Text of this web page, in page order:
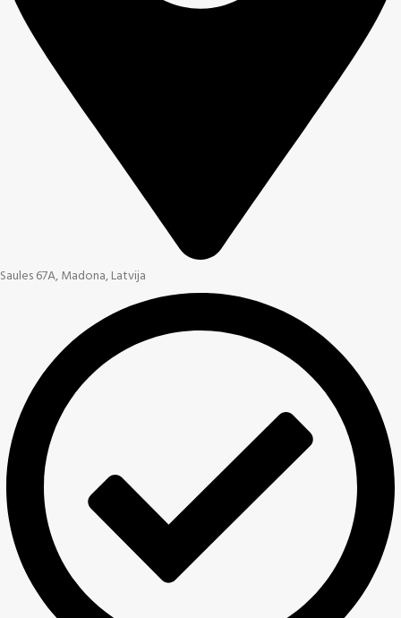
Saules 67A, Madona, Latvija